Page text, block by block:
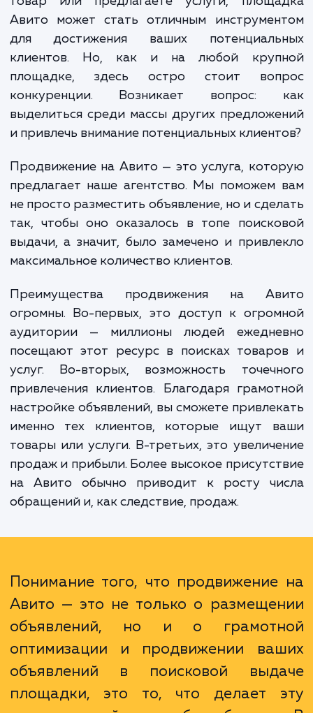
Авито — крупнейший ресурс
людей ищут товары и услуги. Если вы
товар или предлагаете услуги,
Авито может стать отличным
для достижения ваших
клиентов. Но, как и на любой
конкуренции. Возникает вопрос:
выделиться среди массы других
и привлечь внимание потенциальных
Продвижение на Авито — это услуга,
не просто разместить объявление, но и
так, чтобы оно оказалось в топе
выдачи, а значит, было замечено и
максимальное количество клиентов.
Преимущества продвижения на
аудитории — миллионы людей
посещают этот ресурс в поисках
услуг. Во-вторых, возможность
привлечения клиентов. Благодаря
продаж и прибыли. Более высокое
на Авито обычно приводит к росту
обращений и, как следствие, продаж.